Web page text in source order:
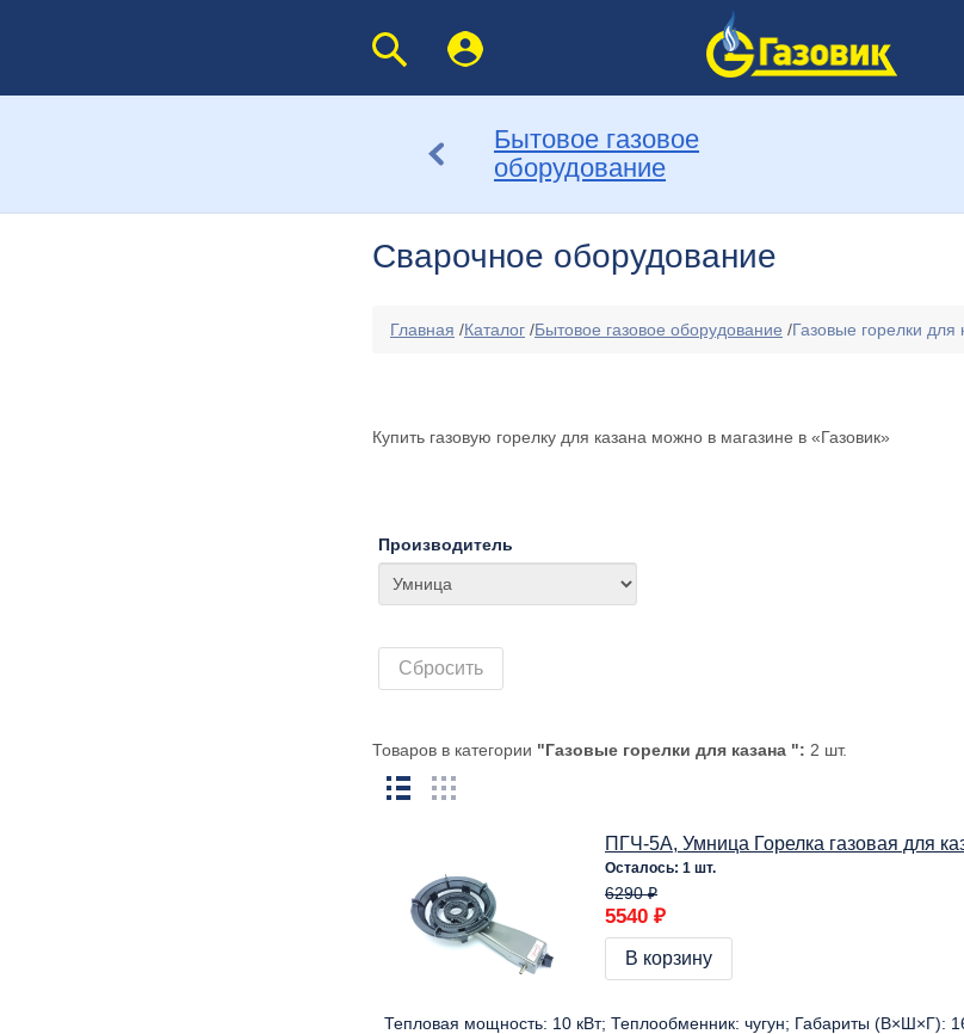
Бытовое газовое
оборудование
Сварочное оборудование
Главная /Каталог /Бытовое газовое оборудование /Газовые горелки для
Купить газовую горелку для казана можно в магазине в «Газовик»
Производитель
Сбросить
Товаров в категории "Газовые горелки для казана ": 2 шт.
ПГЧ-5А, Умница Горелка газовая для
Осталось: 1 шт.
6290 ₽
5540 ₽
В корзину
Тепловая мощность: 10 кВт Теплообменник: чугун Габариты (В×Ш×Г):